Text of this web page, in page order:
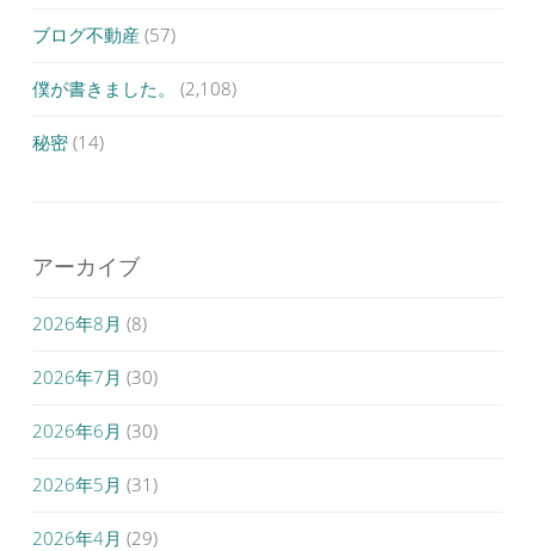
ブログ不動産 (57)
僕が書きました。 (2,108)
秘密 (14)
アーカイブ
2026年8月 (8)
2026年7月 (30)
2026年6月 (30)
2026年5月 (31)
2026年4月 (29)